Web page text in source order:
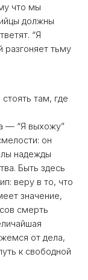
что мы
должны
“Я
разгоняет тьму
там, где
— “Я выхожу”
он
надежды
Быть здесь
веру в то, что
значение,
смерть
от дела,
к свободной